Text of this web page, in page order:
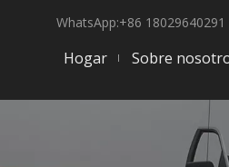
WhatsApp:+86
Hogar Sobre